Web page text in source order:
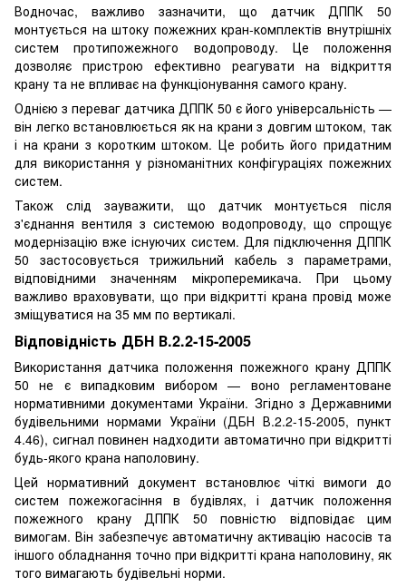
Водночас, важливо зазначити, що датчик ДППК 50
монтується на штоку пожежних кран-комплектів внутрішніх
систем протипожежного водопроводу. Це положення
дозволяє пристрою ефективно реагувати на відкриття
крану та не впливає на функціонування самого крану.
Однією з переваг датчика ДППК 50 є його універсальність —
він легко встановлюється як на крани з довгим штоком, так
і на крани з коротким штоком. Це робить його придатним
для використання у різноманітних конфігураціях пожежних
систем.
Також слід зауважити, що датчик монтується після
з'єднання вентиля з системою водопроводу, що спрощує
модернізацію вже існуючих систем. Для підключення ДППК
50 застосовується трижильний кабель з параметрами,
відповідними значенням мікроперемикача. При цьому
важливо враховувати, що при відкритті крана провід може
зміщуватися на 35 мм по вертикалі.
Відповідність ДБН В.2.2-15-2005
Використання датчика положення пожежного крану ДППК
50 не є випадковим вибором — воно регламентоване
нормативними документами України. Згідно з Державними
будівельними нормами України (ДБН В.2.2-15-2005, пункт
4.46), сигнал повинен надходити автоматично при відкритті
будь-якого крана наполовину.
Цей нормативний документ встановлює чіткі вимоги до
систем пожежогасіння в будівлях, і датчик положення
пожежного крану ДППК 50 повністю відповідає цим
вимогам. Він забезпечує автоматичну активацію насосів та
іншого обладнання точно при відкритті крана наполовину, як
того вимагають будівельні норми.